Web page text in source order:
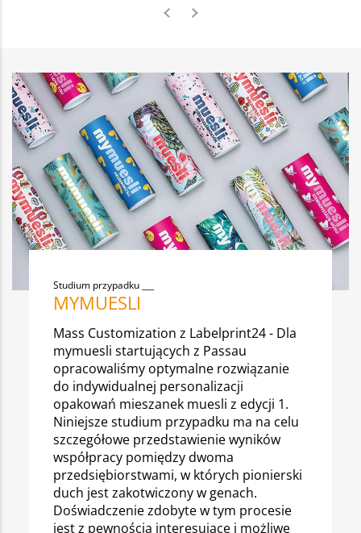
Studium przypadku
MYMUESLI
Mass Customization z Labelprint24 - Dla
mymuesli startujących z Passau
opracowaliśmy optymalne rozwiązanie
do indywidualnej personalizacji
opakowań mieszanek muesli z edycji 1.
Niniejsze studium przypadku ma na celu
szczegółowe przedstawienie wyników
współpracy pomiędzy dwoma
przedsiębiorstwami, w których pionierski
duch jest zakotwiczony w genach.
Doświadczenie zdobyte w tym procesie
jest z pewnością interesujące i możliwe